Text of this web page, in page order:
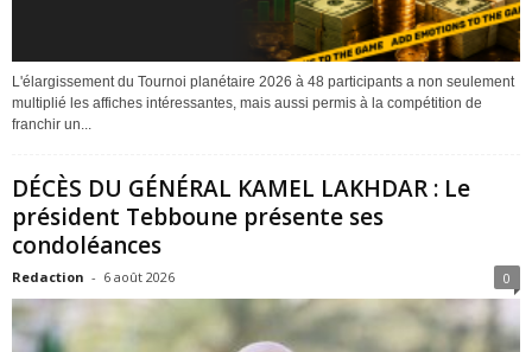
L'élargissement du Tournoi planétaire 2026 à 48 participants a non seulement
multiplié les affiches intéressantes, mais aussi permis à la compétition de
franchir un...
DÉCÈS DU GÉNÉRAL KAMEL LAKHDAR : Le
président Tebboune présente ses
condoléances
Redaction - 6 août 2026 0